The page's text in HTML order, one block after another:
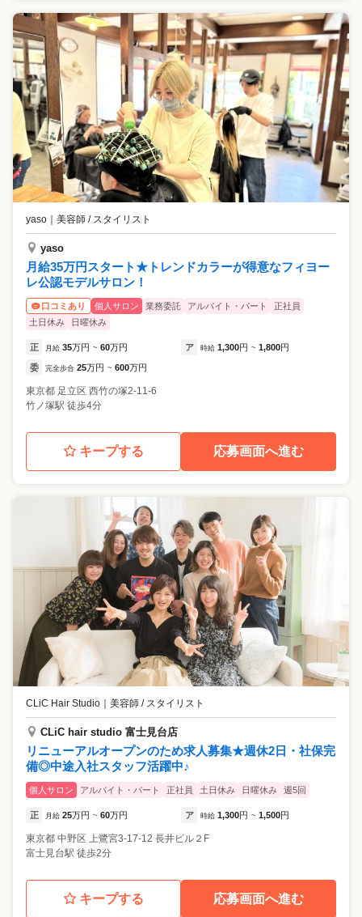
yaso 美容師 / スタイリスト
yaso
月給35万円スタート★トレンドカラーが得意なフィヨー
レ公認モデルサロン！
口コミあり 個人サロン 業務委託 アルバイト・パート
正社員
土日休み
日曜休み
正 月給 35万円 ~ 60万円 ア 時給 1,300円 ~ 1,800円
委 完全歩合 25万円 ~ 600万円
東京都 足立区 西竹の塚2-11-6
竹ノ塚駅 徒歩4分
キープする 応募画面へ進む
CLiC Hair Studio 美容師 / スタイリスト
CLiC hair studio 富士見台店
リニューアルオープンのため求人募集★週休2日・社保完
備◎中途入社スタッフ活躍中♪
個人サロン アルバイト・パート 正社員 土日休み 日曜休み 週5回
正 月給 25万円 ~ 60万円 ア 時給 1,300円 ~ 1,500円
東京都 中野区 上鷺宮3-17-12 長井ビル２F
富士見台駅 徒歩2分
キープする 応募画面へ進む